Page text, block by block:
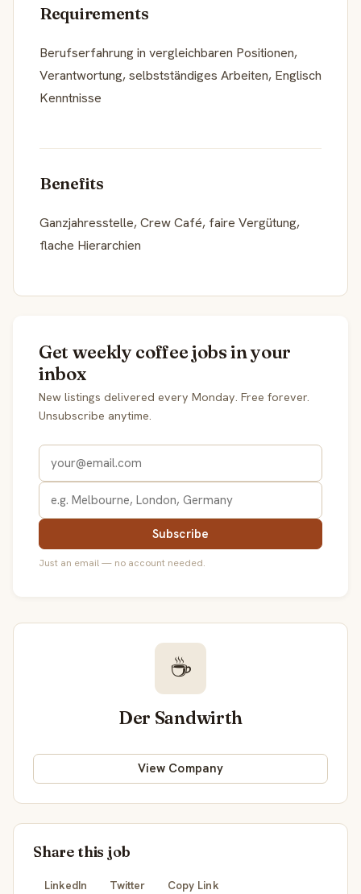
Requirements
Berufserfahrung in vergleichbaren Positionen,
Verantwortung, selbstständiges Arbeiten, Englisch
Kenntnisse
Benefits
Ganzjahresstelle, Crew Café, faire Vergütung,
flache Hierarchien
Get weekly coffee jobs in your
inbox
New listings delivered every Monday. Free forever.
Unsubscribe anytime.
Subscribe
Just an email — no account needed.
☕
Der Sandwirth
View Company
Share this job
LinkedIn Twitter Copy Link